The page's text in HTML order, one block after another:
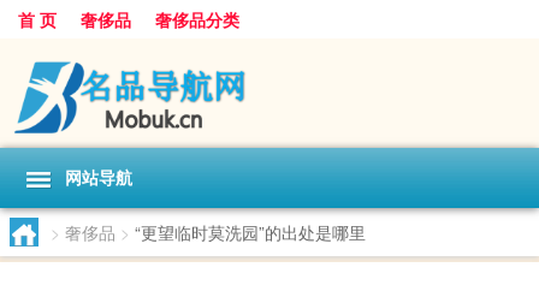
首 页 奢侈品 奢侈品分类
网站导航
> 奢侈品 > “更望临时莫洗园”的出处是哪里